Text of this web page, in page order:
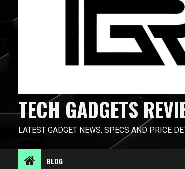
TECH GADGETS
LATEST GADGET NEWS, SPECS AND PRICE
BLOG